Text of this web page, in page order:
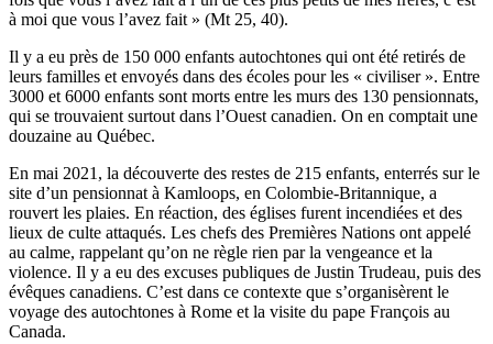
à moi que vous l’avez fait » (Mt 25, 40).
Il y a eu près de 150 000 enfants autochtones qui ont été retirés de
leurs familles et envoyés dans des écoles pour les « civiliser ». Entre
3000 et 6000 enfants sont morts entre les murs des 130 pensionnats,
qui se trouvaient surtout dans l’Ouest canadien. On en comptait une
douzaine au Québec.
En mai 2021, la découverte des restes de 215 enfants, enterrés sur le
site d’un pensionnat à Kamloops, en Colombie-Britannique, a
rouvert les plaies. En réaction, des églises furent incendiées et des
lieux de culte attaqués. Les chefs des Premières Nations ont appelé
au calme, rappelant qu’on ne règle rien par la vengeance et la
violence. Il y a eu des excuses publiques de Justin Trudeau, puis des
évêques canadiens. C’est dans ce contexte que s’organisèrent le
voyage des autochtones à Rome et la visite du pape François au
Canada.